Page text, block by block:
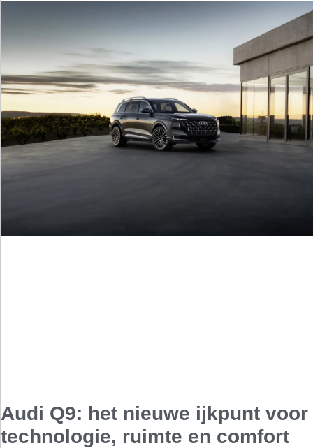
Audi Q9: het nieuwe ijkpunt voor
technologie, ruimte en comfort